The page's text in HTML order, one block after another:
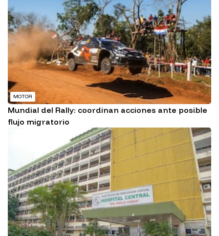
MOTOR
Mundial del Rally: coordinan acciones ante posible
flujo migratorio